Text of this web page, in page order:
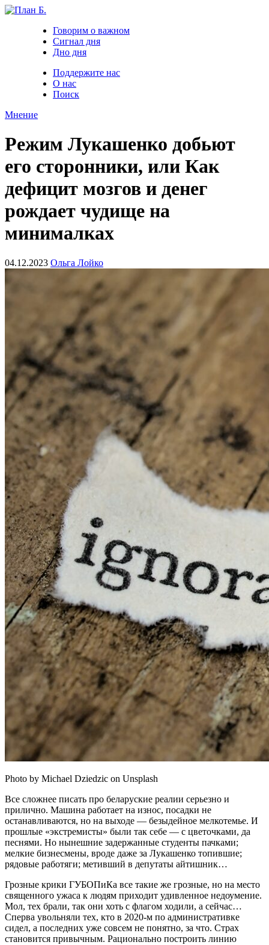
Говорим о важном
Сигнал дня
Дно дня
Поддержите нас
О нас
Поиск
Мнение
Режим Лукашенко добьют
его сторонники, или Как
дефицит мозгов и денег
рождает чудище на
минималках
04.12.2023 Ольга Лойко
Photo by Michael Dziedzic on Unsplash
Все сложнее писать про беларуские реалии серьезно и
прилично. Машина работает на износ, посадки не
останавливаются, но на выходе — безыдейное мелкотемье. И
прошлые «экстремисты» были так себе — с цветочками, да
песнями. Но нынешние задержанные студенты пачками;
мелкие бизнесмены, вроде даже за Лукашенко топившие;
рядовые работяги; метивший в депутаты айтишник…
Грозные крики ГУБОПиКа все такие же грозные, но на место
священного ужаса к людям приходит удивленное недоумение.
Мол, тех брали, так они хоть с флагом ходили, а сейчас…
Сперва увольняли тех, кто в 2020-м по административке
сидел, а последних уже совсем не понятно, за что. Страх
становится привычным. Рационально построить линию